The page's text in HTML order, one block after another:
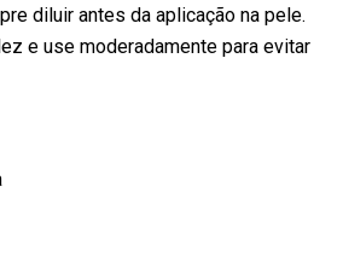
diluir antes da aplicação na pele.
e use moderadamente para evitar